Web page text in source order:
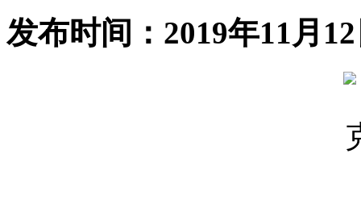
发布时间：2019年11月